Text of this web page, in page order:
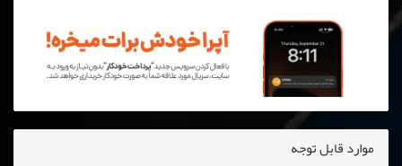
موارد قابل توجه